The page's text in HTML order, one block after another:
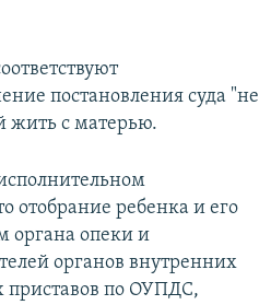
постановления суда "не
жить с матерью.
отобрание ребенка и его
органа опеки и
органов внутренних
приставов по ОУПДС,